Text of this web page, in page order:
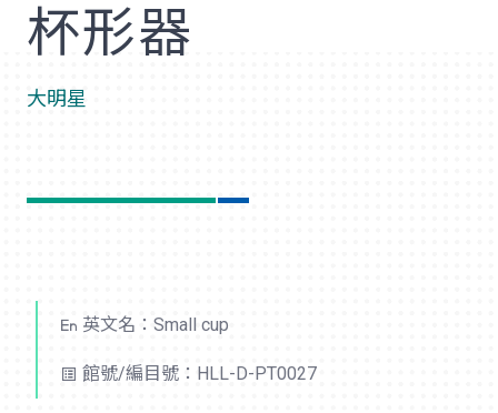
杯形器
大明星
英文名：Small cup
館號/編目號：HLL-D-PT0027